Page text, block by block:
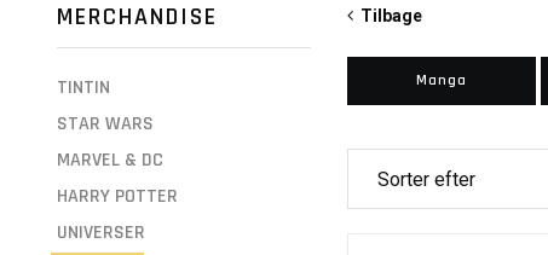
MERCHANDISE
TINTIN
STAR WARS
MARVEL & DC
HARRY POTTER
UNIVERSER
Tilbage
Manga